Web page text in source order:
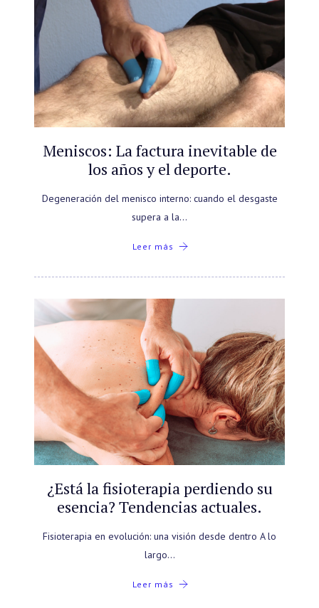
Meniscos: La factura inevitable de
los años y el deporte.
Degeneración del menisco interno: cuando el desgaste
supera a la…
Leer más
¿Está la fisioterapia perdiendo su
esencia? Tendencias actuales.
Fisioterapia en evolución: una visión desde dentro A lo
largo…
Leer más